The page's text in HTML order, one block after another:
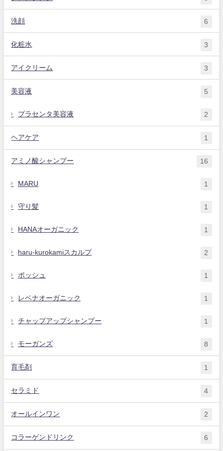
洗顔 6
化粧水 3
アイクリーム 3
美容液 5
プラセンタ美容液 2
ヘアケア 1
アミノ酸シャンプー 16
MARU 1
守り髪 1
HANAオーガニック 1
haru-kurokamiスカルプ 2
ポッシュ 1
レベナオーガニック 1
チャップアップシャンプー 1
モーガンズ 8
育毛剤 1
セラミド 4
オールインワン 2
コラーゲンドリンク 6